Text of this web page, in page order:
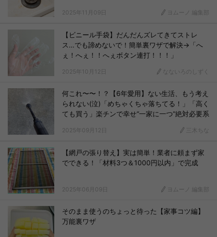
2025年11月09日 ヨムーノ 編集部
【ビニール手袋】だんだんズレてきてストレ
ス…でも諦めないで！簡単裏ワザで解決→「へ
ぇ！へぇ！！へぇボタン連打！！！」
2025年10月12日 なないろのしずく
何これ〜〜！？【6年愛用】ない生活、もう考え
られない(泣)「めちゃくちゃ落ちてる！」「高く
ても買う」楽チンで幸せ“一家に一つ”絶対必要系
2025年09月12日 三木ちな
【網戸の張り替え】実は簡単！業者に頼まず家
でできる！「材料3つ＆1000円以内」で完成
2025年06月09日 ヨムーノ 編集部
そのまま使うのちょっと待った【家事コツ編】
万能裏ワザ